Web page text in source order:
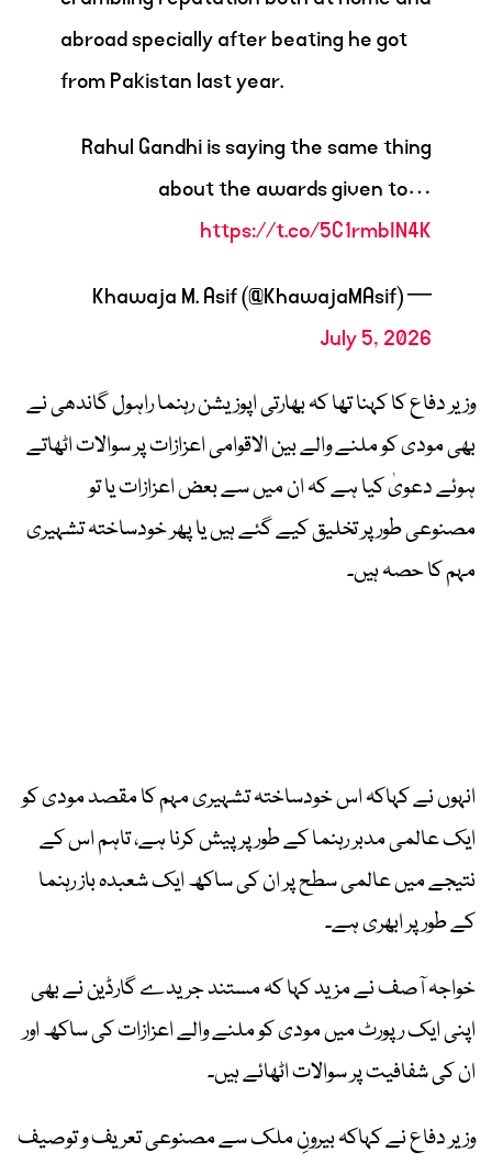
abroad specially after beating he got
from Pakistan last year.
Rahul Gandhi is saying the same thing
about the awards given to…
https://t.co/5C1rmbIN4K
— Khawaja M. Asif (@KhawajaMAsif)
July 5, 2026
وزیر دفاع کا کہنا تھا کہ بھارتی اپوزیشن رہنما راہول گاندھی نے
بھی مودی کو ملنے والے بین الاقوامی اعزازات پر سوالات اٹھاتے
ہوئے دعویٰ کیا ہے کہ ان میں سے بعض اعزازات یا تو
مصنوعی طور پر تخلیق کیے گئے ہیں یا پھر خودساختہ تشہیری
مہم کا حصہ ہیں۔
انہوں نے کہاکہ اس خودساختہ تشہیری مہم کا مقصد مودی کو
ایک عالمی مدبر رہنما کے طور پر پیش کرنا ہے، تاہم اس کے
نتیجے میں عالمی سطح پر ان کی ساکھ ایک شعبدہ باز رہنما
کے طور پر ابھری ہے۔
خواجہ آصف نے مزید کہا کہ مستند جریدے گارڈین نے بھی
اپنی ایک رپورٹ میں مودی کو ملنے والے اعزازات کی ساکھ اور
ان کی شفافیت پر سوالات اٹھائے ہیں۔
وزیر دفاع نے کہاکہ بیرونِ ملک سے مصنوعی تعریف و توصیف